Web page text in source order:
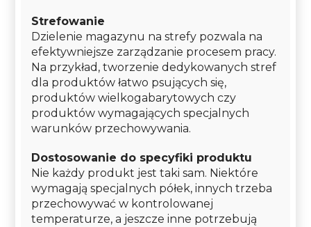
Strefowanie
Dzielenie magazynu na strefy pozwala na
efektywniejsze zarządzanie procesem pracy.
Na przykład, tworzenie dedykowanych stref
dla produktów łatwo psujących się,
produktów wielkogabarytowych czy
produktów wymagających specjalnych
warunków przechowywania.
Dostosowanie do specyfiki produktu
Nie każdy produkt jest taki sam. Niektóre
wymagają specjalnych półek, innych trzeba
przechowywać w kontrolowanej
temperaturze, a jeszcze inne potrzebują